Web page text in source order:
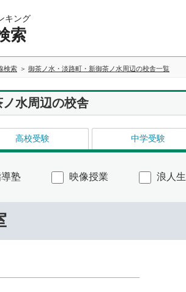
キング
索
検索 御茶ノ水・淡路町・新御茶ノ水周辺の校舎一覧
水周辺の校舎
高校受験 中学受験
塾 映像授業 浪人生